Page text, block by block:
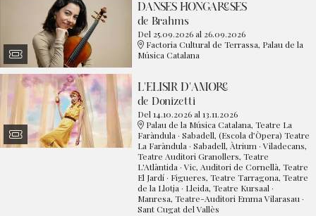
DANSES HONGARESES
de Brahms
Del 25.09.2026al 26.09.2026
Factoria Cultural de Terrassa, Palau de la
Música Catalana
L'ELISIR D'AMORE
de Donizetti
Del 14.10.2026al 13.11.2026
Palau de la Música Catalana, Teatre La
Faràndula · Sabadell, (Escola d’Òpera) Teatre
La Faràndula · Sabadell, Àtrium · Viladecans,
Teatre Auditori Granollers, Teatre
L'Atlàntida · Vic, Auditori de Cornellà, Teatre
El Jardí · Figueres, Teatre Tarragona, Teatre
de la Llotja · Lleida, Teatre Kursaal ·
Manresa, Teatre-Auditori Emma Vilarasau ·
Sant Cugat del Vallès